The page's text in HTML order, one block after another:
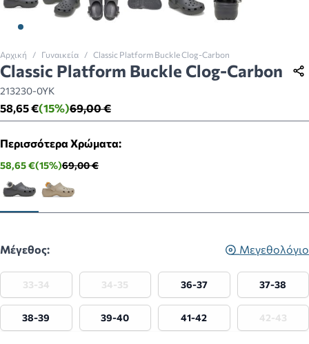
Αρχική / Γυναικεία / Classic Platform Buckle Clog-Carbon
Classic Platform Buckle Clog-Carbon
213230-0YK
69,00 €
(15%)
58,65 €
Περισσότερα Χρώματα:
58,65 €(15%)69,00 €
Μέγεθος: Μεγεθολόγιο
33-34 34-35 36-37 37-38
38-39 39-40 41-42 42-43